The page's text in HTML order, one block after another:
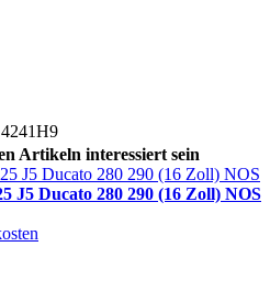
Artikeln interessiert sein
J5 Ducato 280 290 (16 Zoll) NOS